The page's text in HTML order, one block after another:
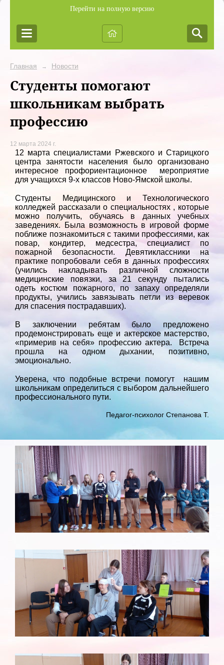
Перейти на полную версию
Главная → Новости
Студенты помогают
школьникам выбрать
профессию
12 марта 2024 г.
12 марта специалистами Ржевского и Старицкого
центра занятости населения было организовано
интересное профориентационное мероприятие
для учащихся 9-х классов Ново-Ямской школы.
Студенты Медицинского и Технологического
колледжей рассказали о специальностях , которые
можно получить, обучаясь в данных учебных
заведениях. Была возможность в игровой форме
поближе познакомиться с такими профессиями, как
повар, кондитер, медсестра, специалист по
пожарной безопасности. Девятиклассники на
практике попробовали себя в данных профессиях
(учились накладывать различной сложности
медицинские повязки, за 21 секунду пытались
одеть костюм пожарного, по запаху определяли
продукты, учились завязывать петли из веревок
для спасения пострадавших).
В заключении ребятам было предложено
продемонстрировать еще и актерское мастерство,
«примерив на себя» профессию актера. Встреча
прошла на одном дыхании, позитивно,
эмоционально.
Уверена, что подобные встречи помогут нашим
школьникам определиться с выбором дальнейшего
профессионального пути.
Педагог-психолог Степанова Т.